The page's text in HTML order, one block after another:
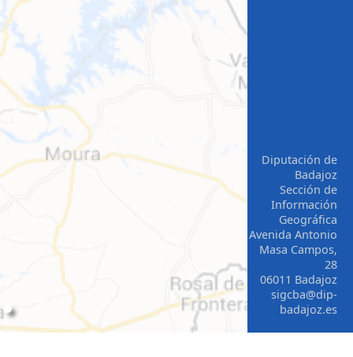
Diputación de
Badajoz
Sección de
Información
Geográfica
Avenida Antonio
Masa Campos,
28
06011 Badajoz
sigcba@dip-
badajoz.es